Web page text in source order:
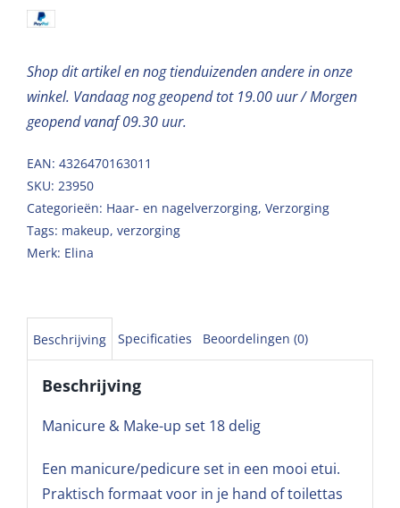
aantal
Shop dit artikel en nog tienduizenden andere in onze
winkel. Vandaag nog geopend tot 19.00 uur / Morgen
geopend vanaf 09.30 uur.
EAN: 4326470163011
SKU: 23950
Categorieën: Haar- en nagelverzorging, Verzorging
Tags: makeup, verzorging
Merk: Elina
Beschrijving Specificaties Beoordelingen (0)
Beschrijving
Manicure & Make-up set 18 delig
Een manicure/pedicure set in een mooi etui.
Praktisch formaat voor in je hand of toilettas